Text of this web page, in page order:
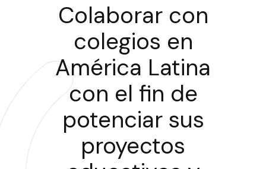
Colaborar con
colegios en
América Latina
con el fin de
potenciar sus
proyectos